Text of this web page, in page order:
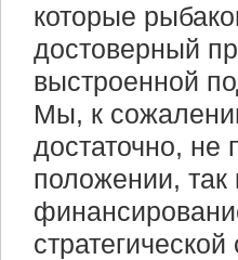
которые
достоверный
выстроенной
Мы, к
достаточно, не
положении, так